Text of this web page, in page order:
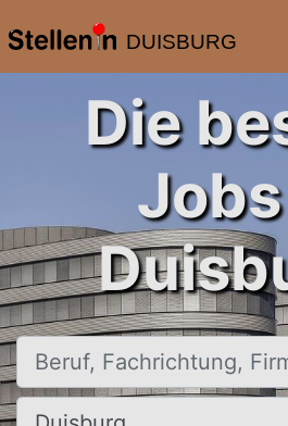
DUISBURG
Die
Beruf, Fachrichtung, Firma
Ort, Stadt